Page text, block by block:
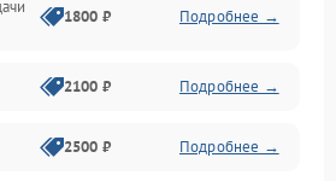
и паром
1800 ₽ Подробнее →
2100 ₽ Подробнее →
2500 ₽ Подробнее →